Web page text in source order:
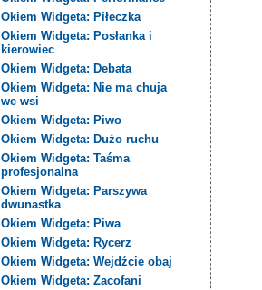
Okiem Widgeta: Piłeczka
Okiem Widgeta: Posłanka i
kierowiec
Okiem Widgeta: Debata
Okiem Widgeta: Nie ma chuja
we wsi
Okiem Widgeta: Piwo
Okiem Widgeta: Dużo ruchu
Okiem Widgeta: Taśma
profesjonalna
Okiem Widgeta: Parszywa
dwunastka
Okiem Widgeta: Piwa
Okiem Widgeta: Rycerz
Okiem Widgeta: Wejdźcie obaj
Okiem Widgeta: Zacofani